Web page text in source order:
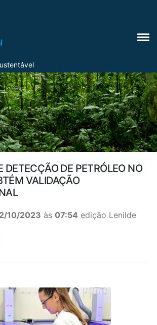
DETECÇÃO DE PETRÓLEO NO
VALIDAÇÃO
10/2023 às 07:54 edição Lenilde